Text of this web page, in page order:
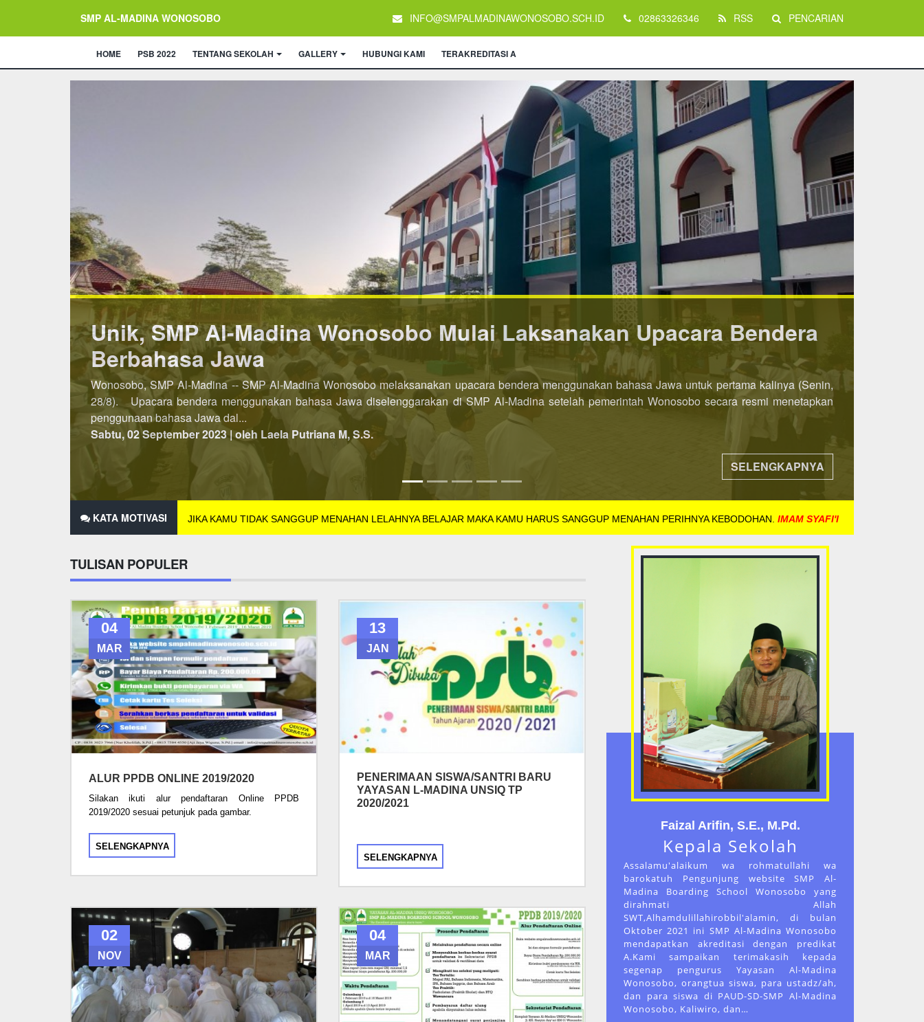
SMP AL-MADINA WONOSOBO INFO@SMPALMADINAWONOSOBO.SCH.ID 02863326346 RSS PENCARIAN
HOME PSB 2022 TENTANG SEKOLAH GALLERY HUBUNGI KAMI TERAKREDITASI A
Lebih Awal, PSB SMP AL-Madina Wonosobo dibuka 8 November 2021
Penerimaan Siswa/Santri Baru (PSB) SMP Al-Madina Wonosobo Tahun Pelajaran 2022/2023 kini dibuka lebih awal. Jika pada tahun-tahun sebelumnya
dibuka pada semester kedua, maka untuk PSB Tahun Pelajaran 2022/2023 dibuka di semester pertama. Pendaftaran dibuka mulai tanggal 8 November
2021 hingga 25 Des...
Minggu, 07 November 2021 | oleh Laela Putriana M, S.S.
SELENGKAPNYA
KATA MOTIVASI JIKA KAMU TIDAK SANGGUP MENAHAN LELAHNYA BELAJAR MAKA KAMU HARUS SANGGUP MENAHAN PERIHNYA KEBODOHAN. IMAM SYAFI'I
TULISAN POPULER
04
MAR
ALUR PPDB ONLINE 2019/2020
Silakan ikuti alur pendaftaran Online PPDB
2019/2020 sesuai petunjuk pada gambar.
SELENGKAPNYA
13
JAN
PENERIMAAN SISWA/SANTRI BARU
YAYASAN L-MADINA UNSIQ TP
2020/2021
SELENGKAPNYA
02
NOV
04
MAR
Faizal Arifin, S.E., M.Pd.
Kepala Sekolah
Assalamu'alaikum wa rohmatullahi wa
barokatuh Pengunjung website SMP Al-
Madina Boarding School Wonosobo yang
dirahmati Allah
SWT,Alhamdulillahirobbil'alamin, di bulan
Oktober 2021 ini SMP Al-Madina Wonosobo
mendapatkan akreditasi dengan predikat
A.Kami sampaikan terimakasih kepada
segenap pengurus Yayasan Al-Madina
Wonosobo, orangtua siswa, para ustadz/ah,
dan para siswa di PAUD-SD-SMP Al-Madina
Wonosobo, Kaliwiro, dan…